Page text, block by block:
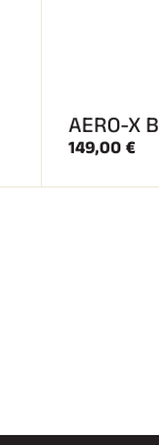
AERO-X
149,00 €